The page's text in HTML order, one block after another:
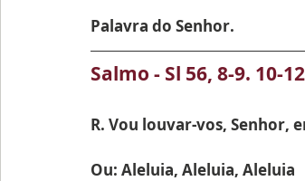
Palavra do Senhor.
Salmo - Sl 56, 8-9. 10-
R. Vou louvar-vos, Senhor,
Ou: Aleluia, Aleluia, Aleluia